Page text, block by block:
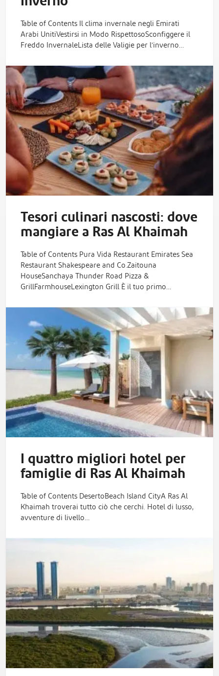
Table of Contents Il clima invernale negli Emirati
Arabi UnitiVestirsi in Modo RispettosoSconfiggere il
Freddo InvernaleLista delle Valigie per l’inverno…
Tesori culinari nascosti: dove
mangiare a Ras Al Khaimah
Table of Contents Pura Vida Restaurant Emirates Sea
Restaurant Shakespeare and Co.Zaitouna
HouseSanchaya Thunder Road Pizza &
GrillFarmhouseLexington Grill È il tuo primo…
I quattro migliori hotel per
famiglie di Ras Al Khaimah
Table of Contents DesertoBeach Island CityA Ras Al
Khaimah troverai tutto ciò che cerchi. Hotel di lusso,
avventure di livello…